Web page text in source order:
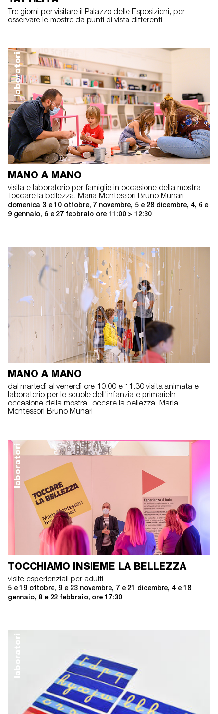
Tre giorni per visitare il Palazzo delle Esposizioni, per
osservare le mostre da punti di vista differenti.
laboratori
MANO A MANO
visita e laboratorio per famiglie in occasione della mostra
Toccare la bellezza. Maria Montessori Bruno Munari
domenica 3 e 10 ottobre, 7 novembre, 5 e 28 dicembre, 4, 6 e
9 gennaio, 6 e 27 febbraio ore 11:00 > 12:30
MANO A MANO
dal martedì al venerdì ore 10.00 e 11.30 visita animata e
laboratorio per le scuole dell'infanzia e primarieIn
occasione della mostra Toccare la bellezza. Maria
Montessori Bruno Munari
laboratori
TOCCHIAMO INSIEME LA BELLEZZA
visite esperienziali per adulti
5 e 19 ottobre, 9 e 23 novembre, 7 e 21 dicembre, 4 e 18
gennaio, 8 e 22 febbraio, ore 17:30
laboratori